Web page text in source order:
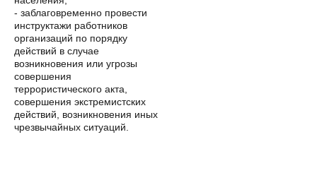
- заблаговременно провести
инструктажи работников
организаций по порядку
действий в случае
возникновения или угрозы
совершения
террористического акта,
совершения экстремистских
действий, возникновения иных
чрезвычайных ситуаций.